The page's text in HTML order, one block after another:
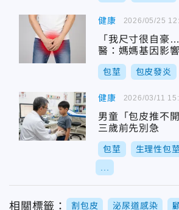
健康
「我尺寸很自豪
醫：媽媽基因影
包莖 包皮發炎
2026/05/25
健康
男童「包皮推不
三歲前先別急
包莖 生理性包莖
2026/03/11
相關標籤： 割包皮 泌尿道感染